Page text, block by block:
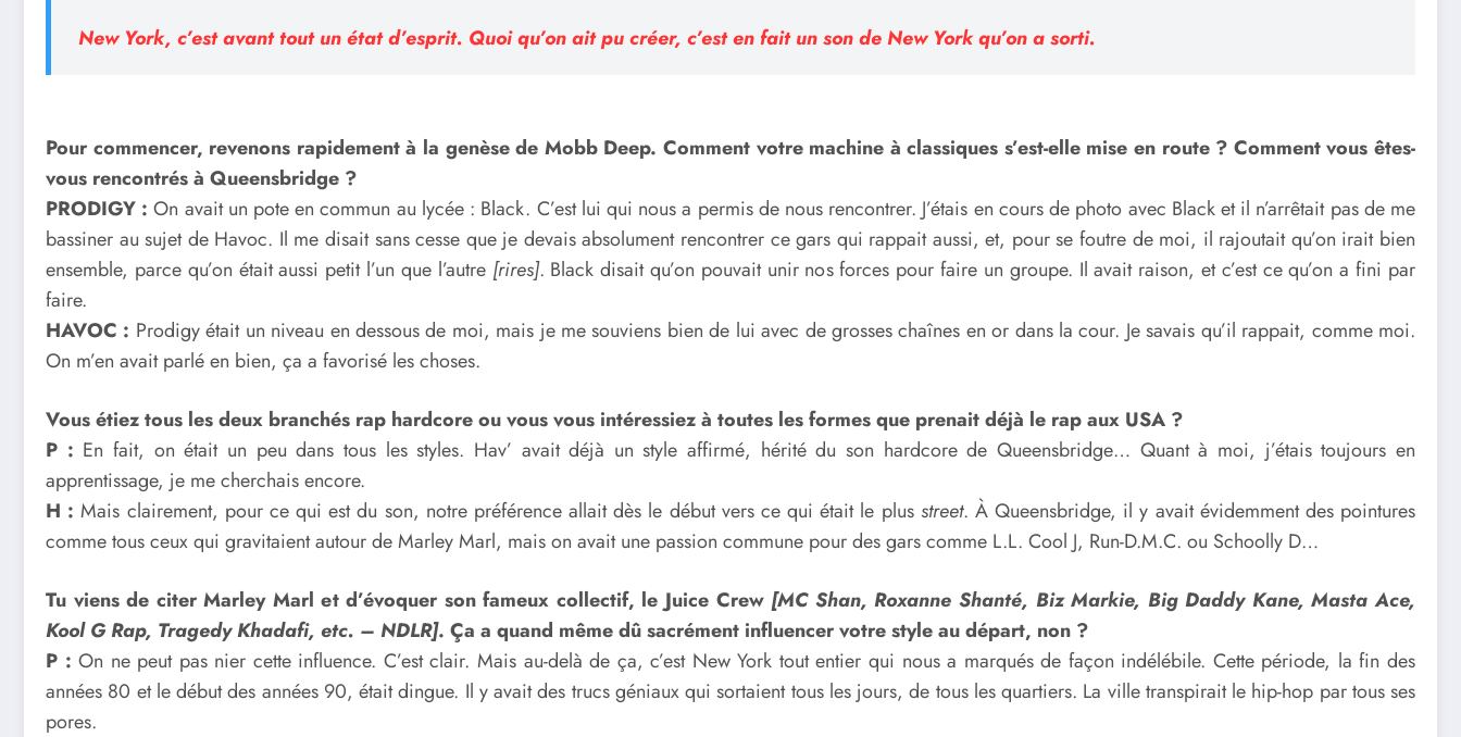
New York, c’est avant tout un état d’esprit. Quoi qu’on ait pu créer, c’est en fait un son de New York qu’on a sorti.
Pour commencer, revenons rapidement à la genèse de Mobb Deep. Commentvotre machine à classiques s’est-elle mise en route ? Comment vous êtes-
vous rencontrés à Queensbridge ?
PRODIGY :On avait un pote en commun au lycée : Black. C’est lui qui nous a permis de nous rencontrer. J’étais en cours de photo avec Black et il n’arrêtait pas de me
bassiner au sujet de Havoc. Il me disait sans cesse que je devais absolument rencontrer ce gars qui rappait aussi, et, pour se foutre de moi, il rajoutait qu’on irait bien
ensemble, parce qu’on était aussi petit l’un que l’autre [rires]. Black disait qu’on pouvait unir nos forces pour faire un groupe. Il avait raison, et c’est ce qu’on a fini par
faire.
HAVOC : Prodigy était un niveau en dessous de moi, mais je me souviens bien de lui avec de grosses chaînes en or dans la cour. Je savais qu’il rappait, comme moi.
On m’en avait parlé en bien, ça a favorisé les choses.
Vous étiez tous les deux branchés rap hardcore ou vous vous intéressiez à toutes les formes que prenait déjà le rap aux USA ?
P : En fait, on était un peu dans tous les styles. Hav’ avait déjà un style affirmé, hérité du son hardcore de Queensbridge… Quant à moi, j’étais toujours en
apprentissage, je me cherchais encore.
H :Mais clairement, pour ce qui est du son, notre préférence allait dès le début vers ce qui était le plus street. À Queensbridge, il y avait évidemment des pointures
comme tous ceux qui gravitaient autour de Marley Marl, mais on avait une passion commune pour des gars comme L.L. Cool J, Run-D.M.C. ou Schoolly D…
Tu viens de citer Marley Marl et d’évoquer son fameux collectif, le Juice Crew [MC Shan, Roxanne Shanté, Biz Markie, Big Daddy Kane, Masta Ace,
Kool G Rap, Tragedy Khadafi, etc. – NDLR]. Ça a quand même dû sacrément influencervotre style au départ, non ?
P :On ne peut pas nier cette influence. C’est clair. Mais au-delà de ça, c’est New York tout entier qui nous a marqués de façon indélébile. Cette période, la fin des
années 80 et le début des années 90, était dingue. Il y avait des trucs géniaux qui sortaient tous les jours, de tous les quartiers. La ville transpirait le hip-hop par tous ses
pores.